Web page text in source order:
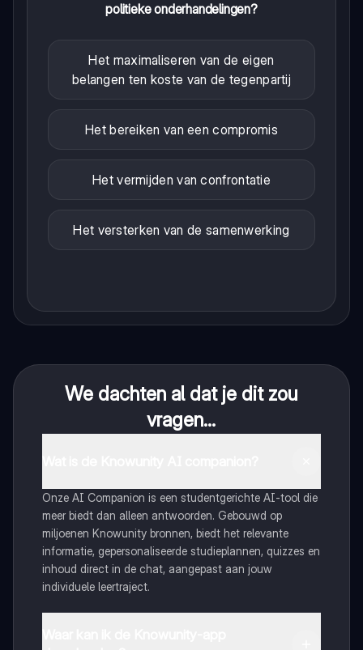
politieke onderhandelingen?
Het maximaliseren van de eigen
belangen ten koste van de tegenpartij
Het bereiken van een compromis
Het vermijden van confrontatie
Het versterken van de samenwerking
We dachten al dat je dit zou
vragen...
Onze AI Companion is een studentgerichte AI-tool die
meer biedt dan alleen antwoorden. Gebouwd op
miljoenen Knowunity bronnen, biedt het relevante
informatie, gepersonaliseerde studieplannen, quizzes en
inhoud direct in de chat, aangepast aan jouw
individuele leertraject.